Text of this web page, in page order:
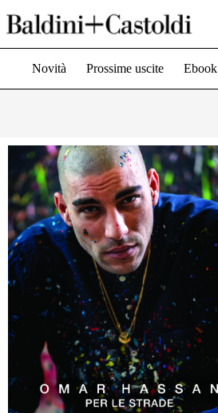
al
contenuto
Novità Prossime uscite Ebook